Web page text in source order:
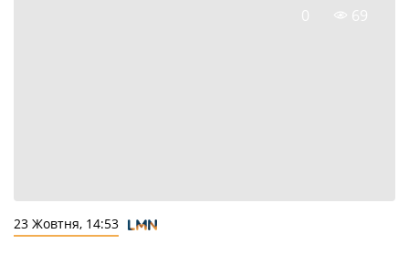
0 69
23 Жовтня, 14:53